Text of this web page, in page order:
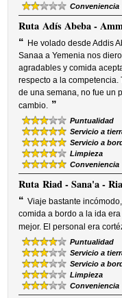
Conveniencia
RutaAdís Abeba -
“ He volado desde Addis
Sanaa a Yemenia nos
agradables y comida
respecto a la
de una semana, no fue un
cambio. ”
Puntualidad
Servicio a
Servicio a
Limpieza
Conveniencia
RutaRiad - Sana'a -
“ Viaje bastante
comida a bordo a la ida
mejor. El personal era
Puntualidad
Servicio a
Servicio a
Limpieza
Conveniencia